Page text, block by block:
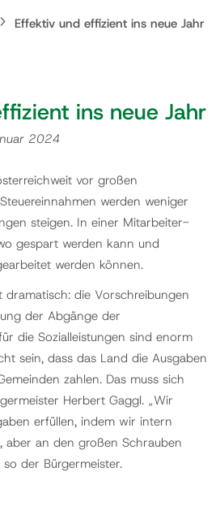
Effektiv und effizient ins neue Jahr
ins neue Jahr
2024
vor großen
werden weniger
steigen. In einer Mitarbeiter-
gespart werden kann und
werden können.
dramatisch: die Vorschreibungen
der Abgänge der
die Sozialleistungen sind enorm
sein, dass das Land die Ausgaben
zahlen. Das muss sich
Herbert Gaggl. „Wir
erfüllen, indem wir intern
aber an den großen Schrauben
der Bürgermeister.